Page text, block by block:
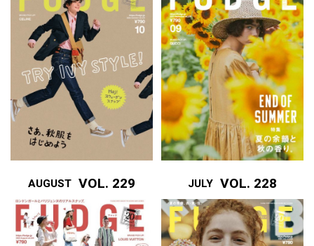
AUGUST VOL. 229 JULY VOL. 228